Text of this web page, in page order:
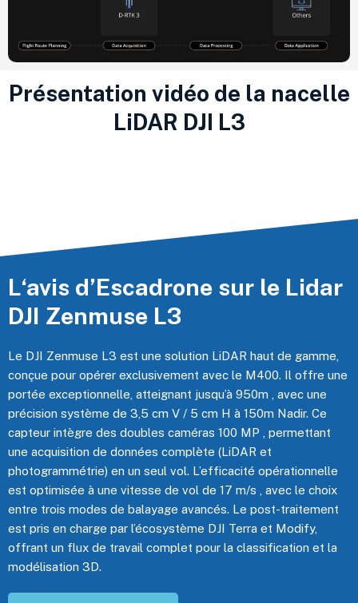
Présentation vidéo de la nacelle
LiDAR DJI L3
L‘avis d’Escadrone sur le Lidar
DJI Zenmuse L3
Le DJI Zenmuse L3 est une solution LiDAR haut de gamme,
conçue pour opérer exclusivement avec le M400. Il offre une
portée exceptionnelle, atteignant jusqu’à 950m , avec une
précision système de 3,5 cm V / 5 cm H à 150m Nadir. Ce
capteur intègre des doubles caméras 100 MP , permettant
une acquisition de données complète (LiDAR et
photogrammétrie) en un seul vol. L’efficacité opérationnelle
est optimisée à une vitesse de vol de 17 m/s , avec le choix
entre trois modes de balayage avancés. Le post-traitement
est pris en charge par l’écosystème DJI Terra et Modify,
offrant un flux de travail complet pour la classification et la
modélisation 3D.